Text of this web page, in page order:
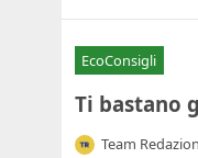
EcoConsigli
Ti bastano
Team